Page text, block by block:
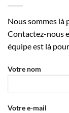
Nous sommes là
Contactez-nous
équipe est là
Votre nom
Votre e-mail